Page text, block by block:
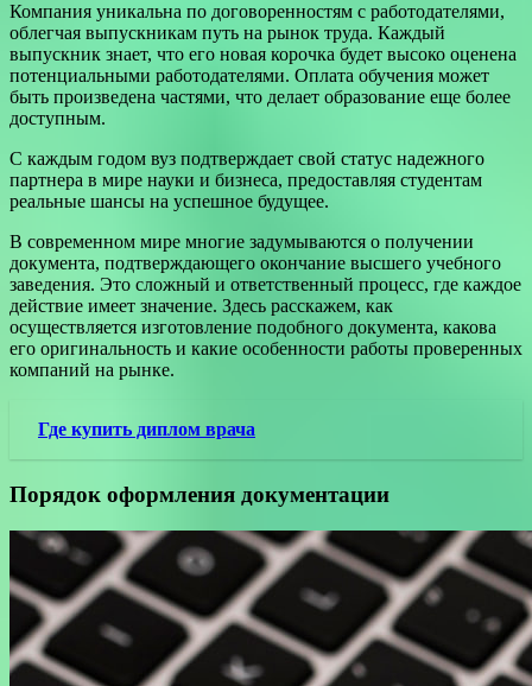
Компания уникальна по договоренностям с работодателями,
облегчая выпускникам путь на рынок труда. Каждый
выпускник знает, что его новая корочка будет высоко оценена
потенциальными работодателями. Оплата обучения может
быть произведена частями, что делает образование еще более
доступным.
С каждым годом вуз подтверждает свой статус надежного
партнера в мире науки и бизнеса, предоставляя студентам
реальные шансы на успешное будущее.
В современном мире многие задумываются о получении
документа, подтверждающего окончание высшего учебного
заведения. Это сложный и ответственный процесс, где каждое
действие имеет значение. Здесь расскажем, как
осуществляется изготовление подобного документа, какова
его оригинальность и какие особенности работы проверенных
компаний на рынке.
Где купить диплом врача
Порядок оформления документации